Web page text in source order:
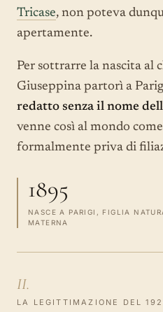
Tricase, non poteva
apertamente.
Per sottrarre la nascita al
Giuseppina partorì a
redatto senza il nome
venne così al mondo
formalmente priva di
1895
NASCE A PARIGI, FIGLIA
MATERNA
II.
LA LEGITTIMAZIONE DEL